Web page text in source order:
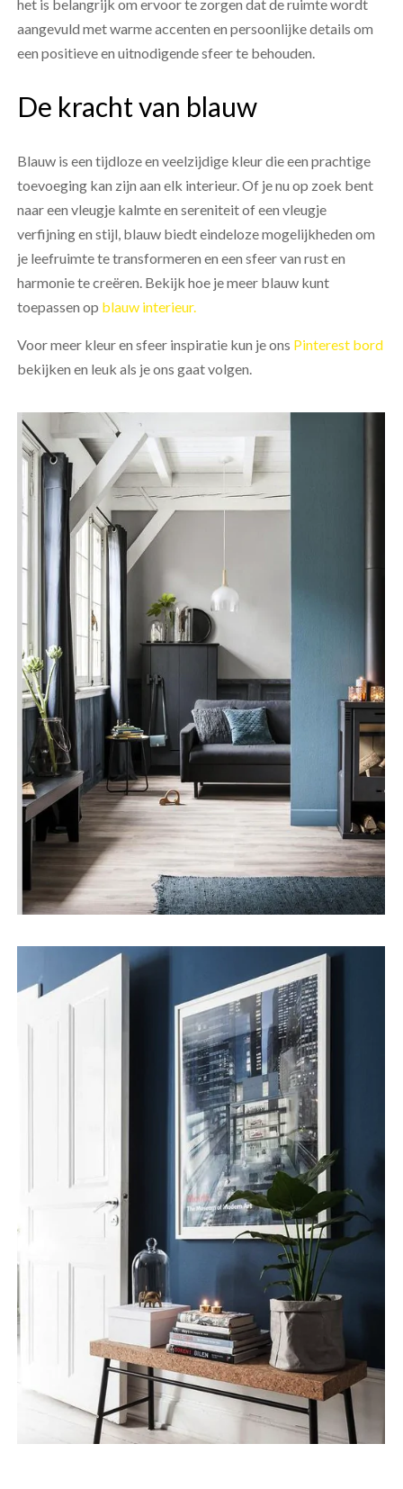
het is belangrijk om ervoor te zorgen dat de ruimte wordt
aangevuld met warme accenten en persoonlijke details om
een ​​positieve en uitnodigende sfeer te behouden.
De kracht van blauw
Blauw is een tijdloze en veelzijdige kleur die een prachtige
toevoeging kan zijn aan elk interieur. Of je nu op zoek bent
naar een vleugje kalmte en sereniteit of een vleugje
verfijning en stijl, blauw biedt eindeloze mogelijkheden om
je leefruimte te transformeren en een sfeer van rust en
harmonie te creëren. Bekijk hoe je meer blauw kunt
toepassen op blauw interieur.
Voor meer kleur en sfeer inspiratie kun je ons Pinterest bord
bekijken en leuk als je ons gaat volgen.